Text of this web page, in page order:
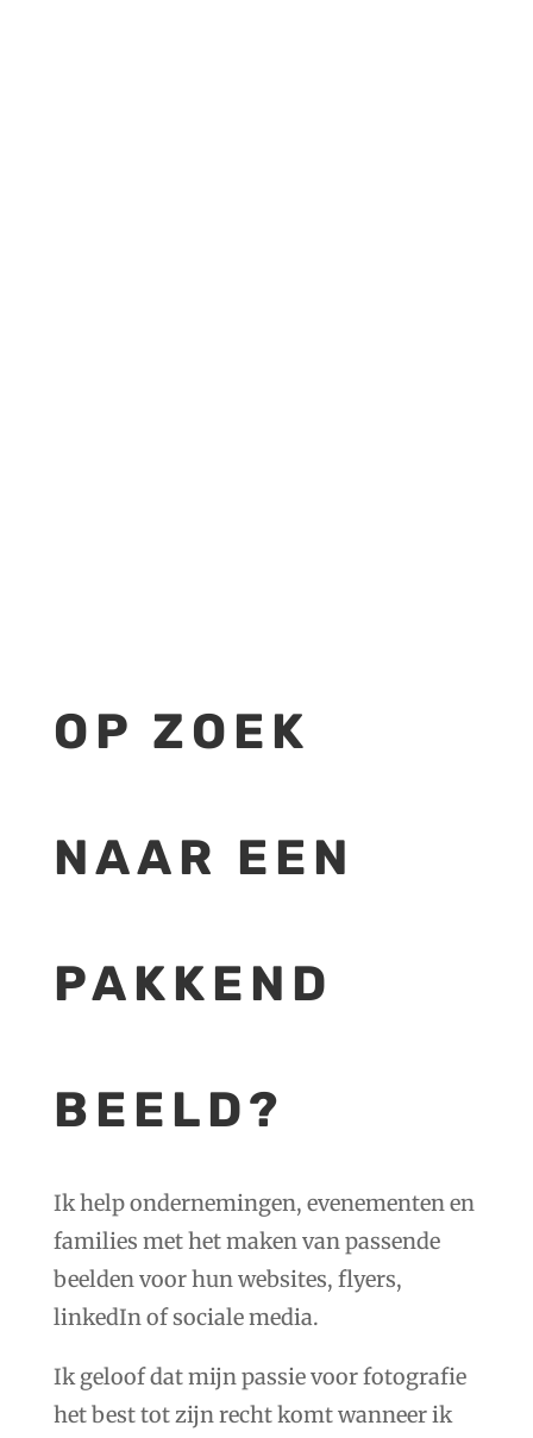
OP ZOEK
NAAR EEN
PAKKEND
BEELD?
Ik help ondernemingen, evenementen en
families met het maken van passende
beelden voor hun websites, flyers,
linkedIn of sociale media.
Ik geloof dat mijn passie voor fotografie
het best tot zijn recht komt wanneer ik